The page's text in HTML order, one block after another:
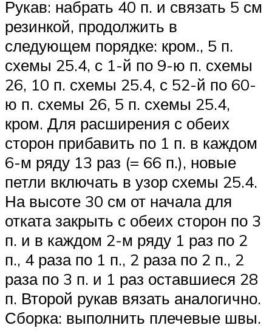
Рукав: набрать 40 п. и связать 5 см
резинкой, продолжить в
следующем порядке: кром., 5 п.
схемы 25.4, с 1-й по 9-ю п. схемы
26, 10 п. схемы 25.4, с 52-й по 60-
ю п. схемы 26, 5 п. схемы 25.4,
кром. Для расширения с обеих
сторон прибавить по 1 п. в каждом
6-м ряду 13 раз (= 66 п.), новые
петли включать в узор схемы 25.4.
На высоте 30 см от начала для
отката закрыть с обеих сторон по 3
п. и в каждом 2-м ряду 1 раз по 2
п., 4 раза по 1 п., 2 раза по 2 п., 2
раза по 3 п. и 1 раз оставшиеся 28
п. Второй рукав вязать аналогично.
Сборка: выполнить плечевые швы.